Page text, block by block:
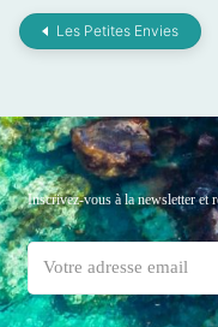
Les Petites Envies
Inscrivez-vous à la newsletter et